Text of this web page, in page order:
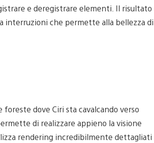
e deregistrare elementi. Il risultato
interruzioni che permette alla bellezza di
foreste dove Ciri sta cavalcando verso
di realizzare appieno la visione
rendering incredibilmente dettagliati